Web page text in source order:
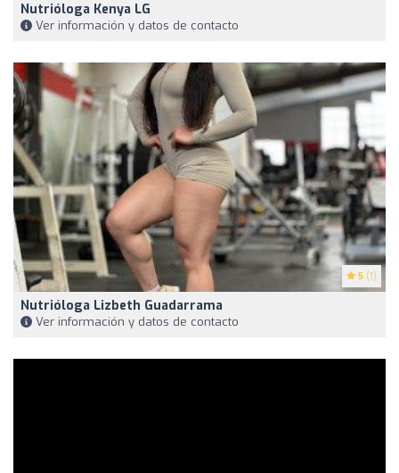
Nutrióloga Kenya LG
Ver información y datos de contacto
5 (1)
Nutrióloga Lizbeth Guadarrama
Ver información y datos de contacto